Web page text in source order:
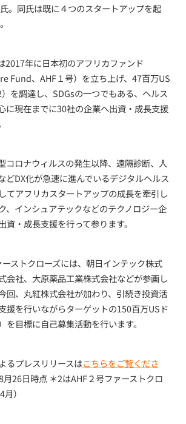
氏。同氏は既に４つのスタートアップを起
2017年に日本初のアフリカファンド
Fund、 AHF１号）を立ち上げ、 47百万US
）を調達し、 SDGsの一つでもある、ヘルス
に現在までに30社の企業へ出資・成長支援
コロナウィルスの発生以降、遠隔診断、人
どDX化が急速に進んでいるデジタルヘルス
てアフリカスタートアップの成長を牽引し
、インシュアテックなどのテクノロジー企
資・成長支援を行って参ります。
ストクローズには、朝日インテック株式
会社、大原薬品工業株式会社などが参画し
回、丸紅株式会社が加わり、引続き投資活
援を行いながらターゲットの150百万US ド
を目標に自己募集活動を行います。
るプレスリリースはこちらをご覧くださ
月26日時点 ＊2はAHF２号ファーストクロ
4月）